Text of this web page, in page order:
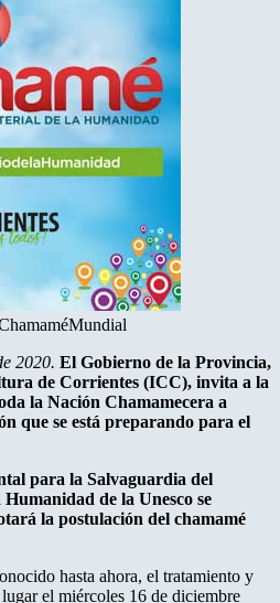
2020. El Gobierno de la Provincia,
de Corrientes (ICC), invita a la
la Nación Chamamecera a
que se está preparando para el
para la Salvaguardia del
de la Unesco se
la postulación del chamamé
hasta ahora, el tratamiento y
el miércoles 16 de diciembre